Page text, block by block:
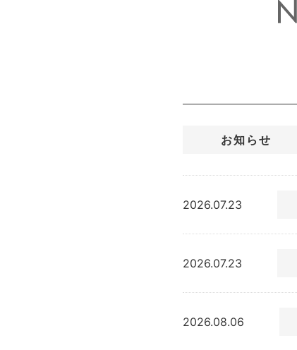
お知らせ
2026.07.23
2026.07.23
2026.08.06